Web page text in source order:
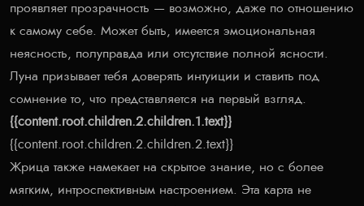
проявляет прозрачность — возможно, даже по отношению
к самому себе. Может быть, имеется эмоциональная
неясность, полуправда или отсутствие полной ясности.
Луна призывает тебя доверять интуиции и ставить под
сомнение то, что представляется на первый взгляд.
{{content.root.children.2.children.1.text}}
{{content.root.children.2.children.2.text}}
Жрица также намекает на скрытое знание, но с более
мягким, интроспективным настроением. Эта карта не